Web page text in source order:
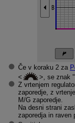
Če v koraku 2 za
, se znak
Z vrtenjem
zaporedje, z
M/G zaporedje.
Na desni strani
zaporedja in raven